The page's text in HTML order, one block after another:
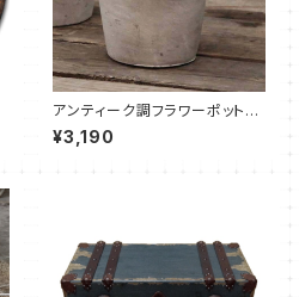
アンティーク調フラワーポット
フレンチグレー H 13 cm
¥3,190